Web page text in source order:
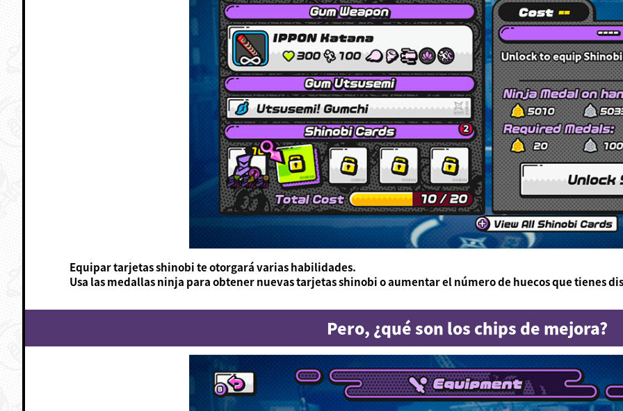
Equipar tarjetas shinobi te otorgará varias habilidades.
Usa las medallas ninja para obtener nuevas tarjetas shinobi o aumentar el número de huecos que tienes
Pero, ¿qué son los chips de mejora?